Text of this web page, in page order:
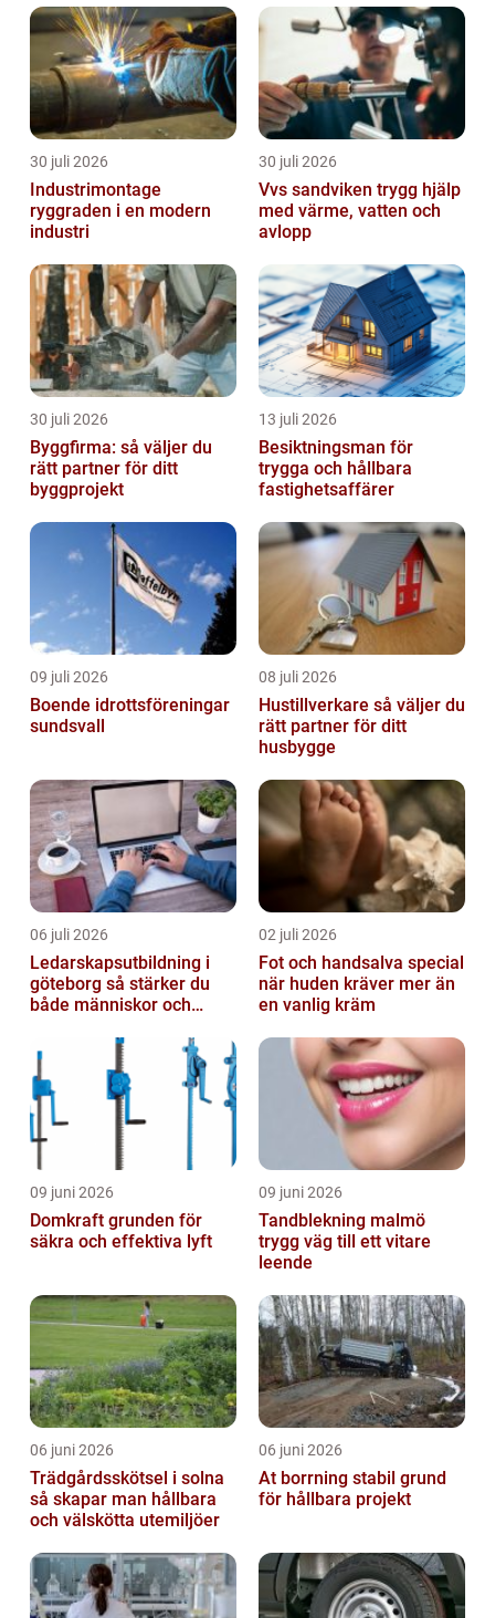
30 juli 2026
Industrimontage
ryggraden i en modern
industri
30 juli 2026
Vvs sandviken trygg hjälp
med värme, vatten och
avlopp
30 juli 2026
Byggfirma: så väljer du
rätt partner för ditt
byggprojekt
13 juli 2026
Besiktningsman för
trygga och hållbara
fastighetsaffärer
09 juli 2026
Boende idrottsföreningar
sundsvall
08 juli 2026
Hustillverkare så väljer du
rätt partner för ditt
husbygge
06 juli 2026
Ledarskapsutbildning i
göteborg så stärker du
både människor och
02 juli 2026
Fot och handsalva special
när huden kräver mer än
en vanlig kräm
09 juni 2026
Domkraft grunden för
säkra och effektiva lyft
09 juni 2026
Tandblekning malmö
trygg väg till ett vitare
leende
06 juni 2026
Trädgårdsskötsel i solna
så skapar man hållbara
och välskötta utemiljöer
06 juni 2026
At borrning stabil grund
för hållbara projekt